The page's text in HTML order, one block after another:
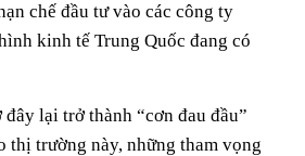
chế đầu tư vào các công ty
kinh tế Trung Quốc đang có
lại trở thành “cơn đau đầu”
thị trường này, những tham vọng